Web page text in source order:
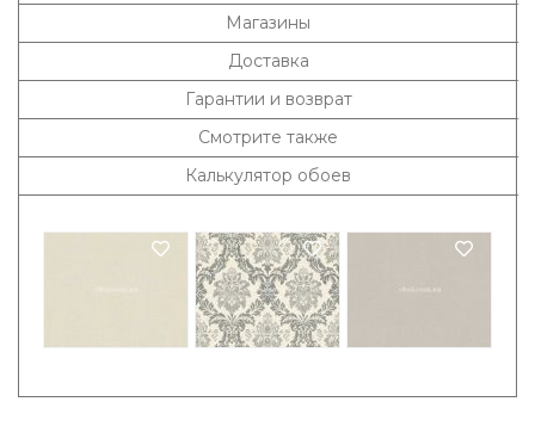
Магазины
Доставка
Гарантии и возврат
Смотрите также
Калькулятор обоев